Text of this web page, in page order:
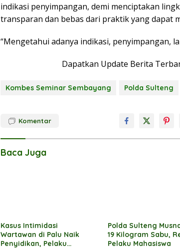
indikasi penyimpangan, demi menciptakan
transparan dan bebas dari praktik yang dapat
“Mengetahui adanya indikasi, penyimpangan,
Dapatkan Update Berita
Kombes Seminar Sembayang Polda Sulteng
Komentar
Baca Juga
Kasus Intimidasi
Wartawan di Palu Naik
Penyidikan, Pelaku
Polda Sulteng
19 Kilogram Sabu,
Pelaku Mahasiswa